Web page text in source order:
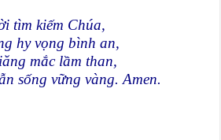
tìm kiếm Chúa,
hy vọng bình an,
mắc lầm than,
sống vững vàng. Amen.